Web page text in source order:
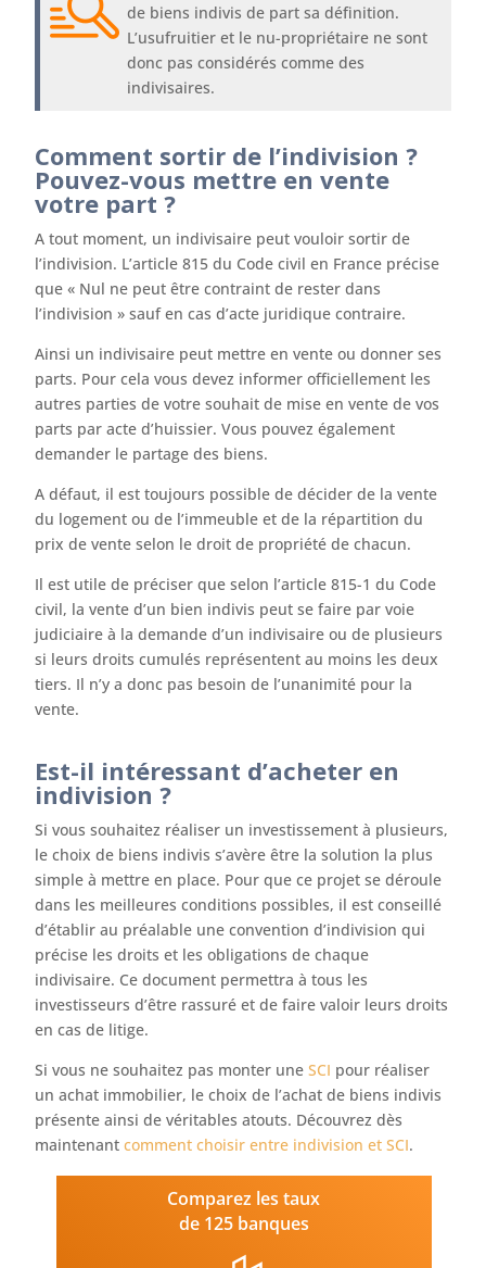
de biens indivis de part sa définition.
L’usufruitier et le nu-propriétaire ne sont
donc pas considérés comme des
indivisaires.
Comment sortir de l’indivision ?
Pouvez-vous mettre en vente
votre part ?
A tout moment, un indivisaire peut vouloir sortir de
l’indivision. L’article 815 du Code civil en France précise
que « Nul ne peut être contraint de rester dans
l’indivision » sauf en cas d’acte juridique contraire.
Ainsi un indivisaire peut mettre en vente ou donner ses
parts. Pour cela vous devez informer officiellement les
autres parties de votre souhait de mise en vente de vos
parts par acte d’huissier. Vous pouvez également
demander le partage des biens.
A défaut, il est toujours possible de décider de la vente
du logement ou de l’immeuble et de la répartition du
prix de vente selon le droit de propriété de chacun.
Il est utile de préciser que selon l’article 815-1 du Code
civil, la vente d’un bien indivis peut se faire par voie
judiciaire à la demande d’un indivisaire ou de plusieurs
si leurs droits cumulés représentent au moins les deux
tiers. Il n’y a donc pas besoin de l’unanimité pour la
vente.
Est-il intéressant d’acheter en
indivision ?
Si vous souhaitez réaliser un investissement à plusieurs,
le choix de biens indivis s’avère être la solution la plus
simple à mettre en place. Pour que ce projet se déroule
dans les meilleures conditions possibles, il est conseillé
d’établir au préalable une convention d’indivision qui
précise les droits et les obligations de chaque
indivisaire. Ce document permettra à tous les
investisseurs d’être rassuré et de faire valoir leurs droits
en cas de litige.
Si vous ne souhaitez pas monter uneSCI pour réaliser
un achat immobilier, le choix de l’achat de biens indivis
présente ainsi de véritables atouts. Découvrez dès
maintenantcomment choisir entre indivision et SCI.
Comparez les taux
de 125 banques